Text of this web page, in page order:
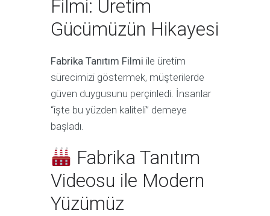
Filmi: Üretim
Gücümüzün Hikayesi
Fabrika Tanıtım Filmi ile üretim
sürecimizi göstermek, müşterilerde
güven duygusunu perçinledi. İnsanlar
“işte bu yüzden kaliteli” demeye
başladı.
Fabrika Tanıtım
Videosu ile Modern
Yüzümüz